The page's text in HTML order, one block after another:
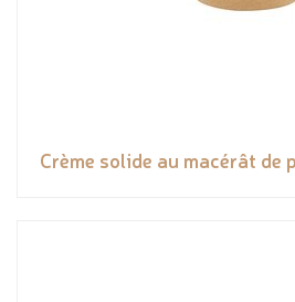
Crème solide au macérât de